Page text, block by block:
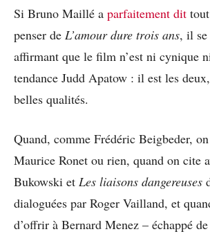
Si Bruno Maillé a parfaitement dit
penser de L’amour dure trois ans, il
affirmant que le film n’est ni cynique
tendance Judd Apatow : il est les
belles qualités.
Quand, comme Frédéric Beigbeder,
Maurice Ronet ou rien, quand on cite
Bukowski et Les liaisons dangereuses
dialoguées par Roger Vailland, et
d’offrir à Bernard Menez – échappé